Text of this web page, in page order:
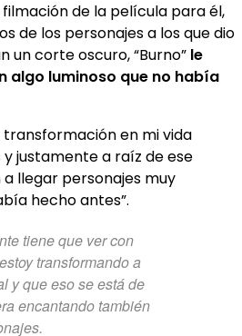
de la película para él,
de los personajes a los que dio
un corte oscuro, “Burno” le
algo luminoso que no había
transformación en mi vida
justamente a raíz de ese
llegar personajes muy
hecho antes”.
tiene que ver con
transformando a
y que eso se está de
encantando también